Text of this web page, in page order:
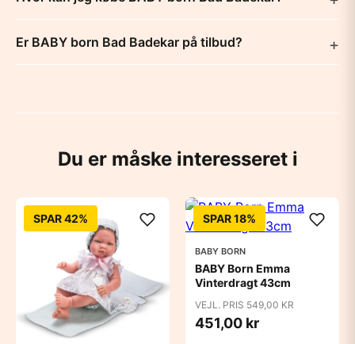
Er BABY born Bad Badekar på tilbud?
Du er måske interesseret i
SPAR 42% SPAR 18%
BABY BORN
BABY Born Emma
Vinterdragt 43cm
VEJL. PRIS 549,00 KR
451,00 kr